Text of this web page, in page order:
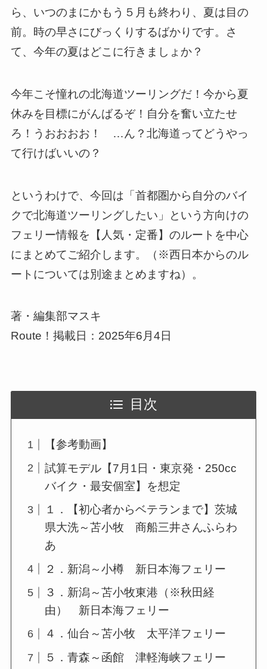
ら、いつのまにかもう５月も終わり、夏は目の
前。時の早さにびっくりするばかりです。さ
て、今年の夏はどこに行きましょか？
今年こそ憧れの北海道ツーリングだ！今から夏
休みを目標にがんばるぞ！自分を奮い立たせ
ろ！うおおおお！ …ん？北海道ってどうやっ
て行けばいいの？
というわけで、今回は「首都圏から自分のバイ
クで北海道ツーリングしたい」という方向けの
フェリー情報を【人気・定番】のルートを中心
にまとめてご紹介します。（※西日本からのル
ートについては別途まとめますね）。
著・編集部マスキ
Route！掲載日：2025年6月4日
目次
【参考動画】
試算モデル【7月1日・東京発・250cc
バイク・最安個室】を想定
１．【初心者からベテランまで】茨城
県大洗～苫小牧 商船三井さんふらわ
あ
２．新潟～小樽 新日本海フェリー
３．新潟～苫小牧東港（※秋田経
由） 新日本海フェリー
４．仙台～苫小牧 太平洋フェリー
５．青森～函館 津軽海峡フェリー